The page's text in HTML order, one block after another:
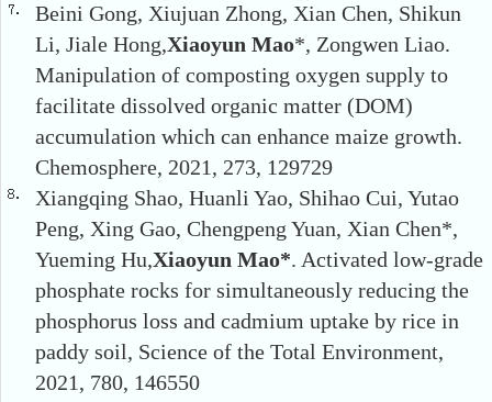
Beini Gong, Xiujuan Zhong, Xian Chen, Shikun
Li, Jiale Hong,Xiaoyun Mao*, Zongwen Liao.
Manipulation of composting oxygen supply to
facilitate dissolved organic matter (DOM)
accumulation which can enhance maize growth.
Chemosphere, 2021, 273, 129729
Xiangqing Shao, Huanli Yao, Shihao Cui, Yutao
Peng, Xing Gao, Chengpeng Yuan, Xian Chen*,
Yueming Hu,Xiaoyun Mao*. Activated low-grade
phosphate rocks for simultaneously reducing the
phosphorus loss and cadmium uptake by rice in
paddy soil, Science of the Total Environment,
2021, 780, 146550